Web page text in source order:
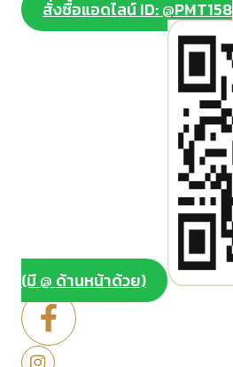
สั่งซื้อแอดไลน์ ID: @PMT158
(มี @ ด้านหน้าด้วย)